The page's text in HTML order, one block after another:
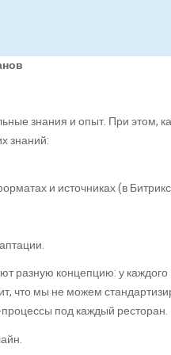
знания и опыт. При этом,
знаний:
и источниках (в
разную концепцию: у
что мы не можем
под каждый ресторан.